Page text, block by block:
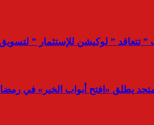
تتعاقد ” لوكيشن للإستثمار ”
يطلق «افتح أبواب الخير» في